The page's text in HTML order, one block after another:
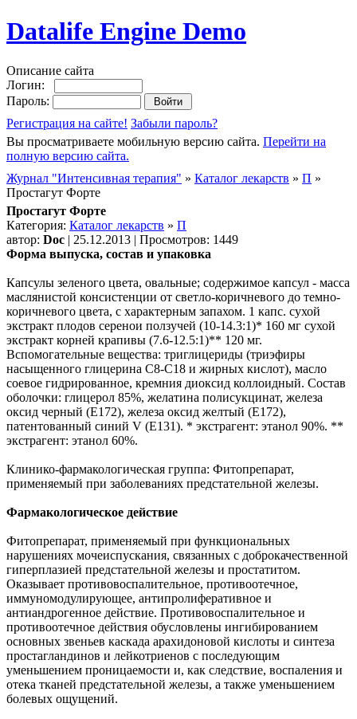
Datalife Engine Demo
Описание сайта
Логин:
Пароль:
Регистрация на сайте! Забыли пароль?
Вы просматриваете мобильную версию сайта. Перейти на
полную версию сайта.
Журнал "Интенсивная терапия" » Каталог лекарств » П »
Простагут Форте
Простагут Форте
Категория: Каталог лекарств » П
автор: Doc | 25.12.2013 | Просмотров: 1449
Форма выпуска, состав и упаковка
Капсулы зеленого цвета, овальные; содержимое капсул - масса
маслянистой консистенции от светло-коричневого до темно-
коричневого цвета, с характерным запахом. 1 капс. сухой
экстракт плодов серенои ползучей (10-14.3:1)* 160 мг сухой
экстракт корней крапивы (7.6-12.5:1)** 120 мг.
Вспомогательные вещества: триглицериды (триэфиры
насыщенного глицерина С8-С18 и жирных кислот), масло
соевое гидрированное, кремния диоксид коллоидный. Состав
оболочки: глицерол 85%, желатина полисукцинат, железа
оксид черный (Е172), железа оксид желтый (Е172),
патентованный синий V (Е131). * экстрагент: этанол 90%. **
экстрагент: этанол 60%.
Клинико-фармакологическая группа: Фитопрепарат,
применяемый при заболеваниях предстательной железы.
Фармакологическое действие
Фитопрепарат, применяемый при функциональных
нарушениях мочеиспускания, связанных с доброкачественной
гиперплазией предстательной железы и простатитом.
Оказывает противовоспалительное, противоотечное,
иммуномодулирующее, антипролиферативное и
антиандрогенное действие. Противовоспалительное и
противоотечное действия обусловлены ингибированием
основных звеньев каскада арахидоновой кислоты и синтеза
простагландинов и лейкотриенов с последующим
уменьшением проницаемости и, как следствие, воспаления и
отека тканей предстательной железы, а также уменьшением
болевых ощущений.